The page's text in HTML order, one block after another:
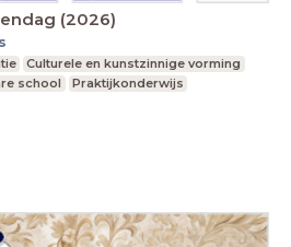
(2026)
Culturele en kunstzinnige vorming
school Praktijkonderwijs